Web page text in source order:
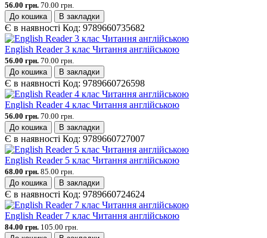
56.00 грн. 70.00 грн.
До кошика
В закладки
Є в наявності Код: 9789660735682
English Reader 3 клас Читання англійською
56.00 грн. 70.00 грн.
До кошика
В закладки
Є в наявності Код: 9789660726598
English Reader 4 клас Читання англійською
56.00 грн. 70.00 грн.
До кошика
В закладки
Є в наявності Код: 9789660727007
English Reader 5 клас Читання англійською
68.00 грн. 85.00 грн.
До кошика
В закладки
Є в наявності Код: 9789660724624
English Reader 7 клас Читання англійською
84.00 грн. 105.00 грн.